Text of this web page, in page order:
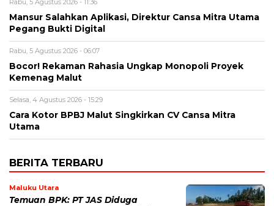
Rabu, 5 Agustus 2026 - 11:36
Mansur Salahkan Aplikasi, Direktur Cansa Mitra Utama
Pegang Bukti Digital
Rabu, 5 Agustus 2026 - 06:07
Bocor! Rekaman Rahasia Ungkap Monopoli Proyek
Kemenag Malut
Selasa, 4 Agustus 2026 - 15:29
Cara Kotor BPBJ Malut Singkirkan CV Cansa Mitra
Utama
BERITA TERBARU
Maluku Utara
Temuan BPK: PT JAS Diduga